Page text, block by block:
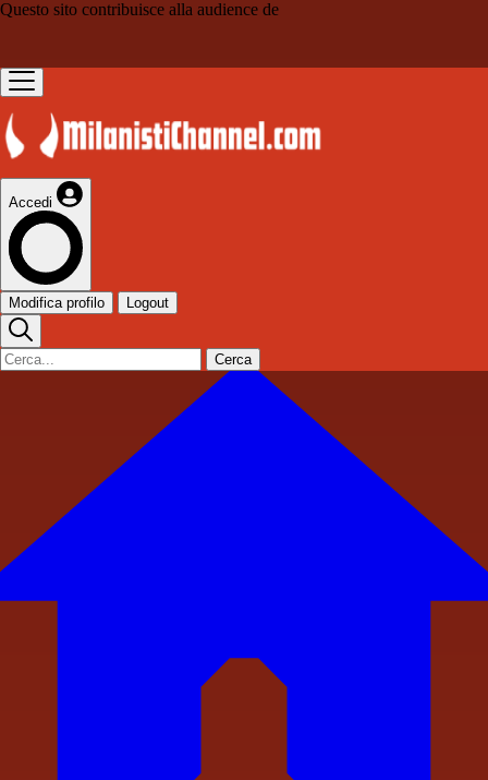
Questo sito contribuisce alla audience de
Accedi
Modifica profilo Logout
Cerca